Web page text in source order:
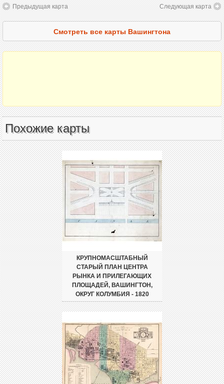
Предыдущая карта Следующая карта
Смотреть все карты Вашингтона
Похожие карты
КРУПНОМАСШТАБНЫЙ
СТАРЫЙ ПЛАН ЦЕНТРА
РЫНКА И ПРИЛЕГАЮЩИХ
ПЛОЩАДЕЙ, ВАШИНГТОН,
ОКРУГ КОЛУМБИЯ - 1820